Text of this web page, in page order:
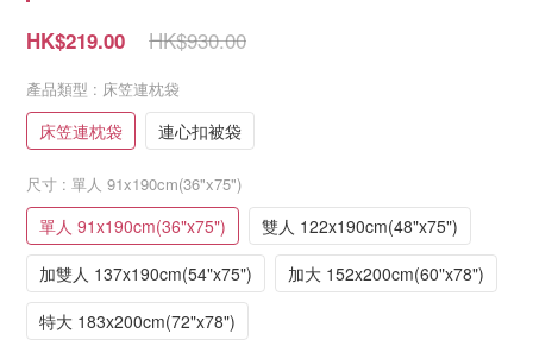
HK$930.00
HK$219.00
產品類型 : 床笠連枕袋
床笠連枕袋 連心扣被袋
尺寸 : 單人 91x190cm(36"x75")
單人 91x190cm(36"x75")
雙人 122x190cm(48"x75")
加雙人 137x190cm(54"x75")
加大 152x200cm(60"x78")
特大 183x200cm(72"x78")